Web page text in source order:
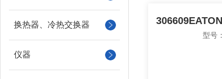
换热器、冷热交换器
仪器
型号